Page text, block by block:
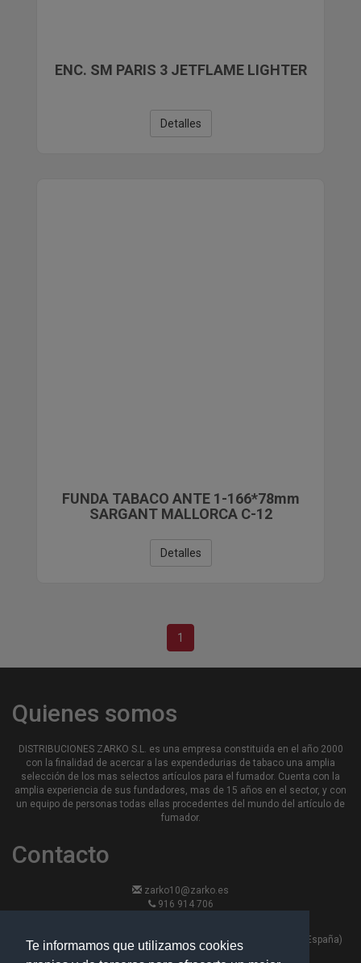
Te informamos que utilizamos cookies
ENC. SM PARIS 3 JETFLAME LIGHTER
Detalles
FUNDA TABACO ANTE 1-166*78mm
SARGANT MALLORCA C-12
Detalles
1
Quienes somos
DISTRIBUCIONES ZARKO S.L. es una empresa constituida en el año 2000
con la finalidad de acercar a las expendedurias de tabaco una amplia
selección de los mas selectos artículos para el fumador. Cuenta con la
amplia experiencia de sus fundadores, mas de 15 años en el sector, y con
un equipo de personas todas ellas procedentes del mundo del artículo de
fumador.
Contacto
zarko10@zarko.es
916 914 706
Calle Hierro 13, nave 6 - 28330 -San Martin de la Vega, Madrid (España)